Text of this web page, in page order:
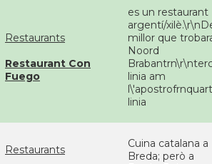
Restaurants
Restaurant Con
Fuego
es un restaurant
argentí/
millor que
Noord
linia am
linia
Restaurants
Cuina catalana a
Breda; però a